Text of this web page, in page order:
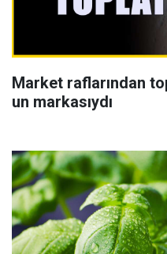
Market raflarından
un markasıydı